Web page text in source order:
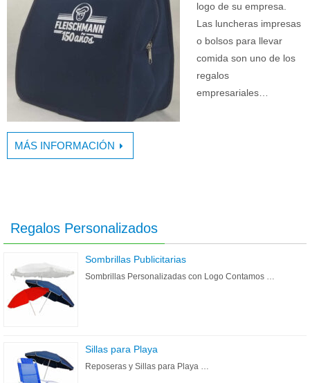
logo de su empresa.
Las luncheras impresas
o bolsos para llevar
comida son uno de los
regalos
empresariales…
MÁS INFORMACIÓN
Regalos Personalizados
Sombrillas Publicitarias
Sombrillas Personalizadas con Logo Contamos …
Sillas para Playa
Reposeras y Sillas para Playa …